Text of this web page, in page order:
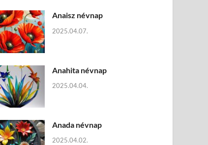
Anaisz névnap
2025.04.07.
Anahita névnap
2025.04.04.
Anada névnap
2025.04.02.